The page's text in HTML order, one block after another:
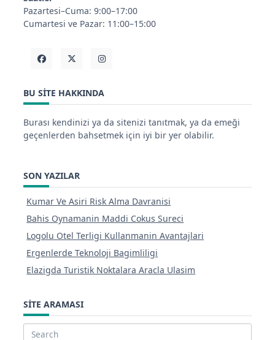
Pazartesi–Cuma: 9:00–17:00
Cumartesi ve Pazar: 11:00–15:00
BU SITE HAKKINDA
Burası kendinizi ya da sitenizi tanıtmak, ya da emeği
geçenlerden bahsetmek için iyi bir yer olabilir.
SON YAZILAR
Kumar Ve Asiri Risk Alma Davranisi
Bahis Oynamanin Maddi Cokus Sureci
Logolu Otel Terligi Kullanmanin Avantajlari
Ergenlerde Teknoloji Bagimliligi
Elazigda Turistik Noktalara Aracla Ulasim
SITE ARAMASI